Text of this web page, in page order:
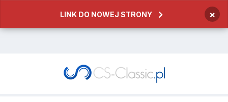
LINK DO NOWEJ STRONY ×